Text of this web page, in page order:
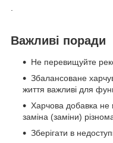
Важливі поради
Не перевищуйте
Збалансоване
життя важливі для
Харчова добавка не
заміна (заміни)
Зберігати в